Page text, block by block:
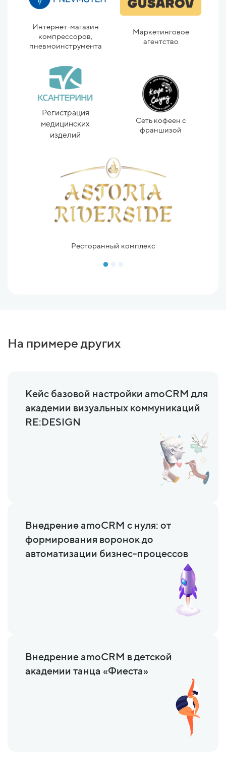
Интернет-магазин
компрессоров,
пневмоинструмента
Маркетинговое
агентство
Регистрация
медицинских
изделий
Сеть кофеен с
франшизой
Ресторанный комплекс
На примере других
Кейс базовой настройки amoCRM для
академии визуальных коммуникаций
RE:DESIGN
Внедрение amoCRM с нуля: от
формирования воронок до
автоматизации бизнес-процессов
Внедрение amoCRM в детской
академии танца «Фиеста»